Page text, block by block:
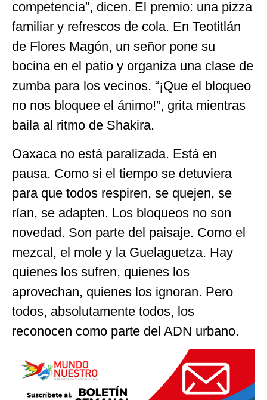
competencia”, dicen. El premio: una pizza
familiar y refrescos de cola. En Teotitlán
de Flores Magón, un señor pone su
bocina en el patio y organiza una clase de
zumba para los vecinos. “¡Que el bloqueo
no nos bloquee el ánimo!”, grita mientras
baila al ritmo de Shakira.
Oaxaca no está paralizada. Está en
pausa. Como si el tiempo se detuviera
para que todos respiren, se quejen, se
rían, se adapten. Los bloqueos no son
novedad. Son parte del paisaje. Como el
mezcal, el mole y la Guelaguetza. Hay
quienes los sufren, quienes los
aprovechan, quienes los ignoran. Pero
todos, absolutamente todos, los
reconocen como parte del ADN urbano.